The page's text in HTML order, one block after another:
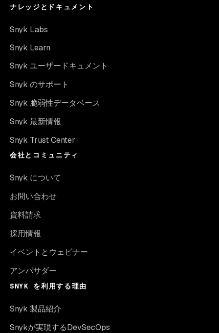
ナレッジとドキュメント
Snyk Labs
Snyk Learn
Snyk ユーザードキュメント
Snyk のサポート
Snyk 脆弱性データベース
Snyk 最新情報
Snyk Trust Center
会社とコミュニティ
Snyk について
お問い合わせ
資料請求
採用情報
イベントとウェビナー
アンバサダー
SNYK を利用する理由
Snyk 製品紹介
Snykが実現するDevSecOps